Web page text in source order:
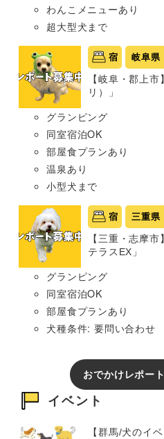
わんこメニューあり
超大型犬まで
宿 岐阜県
【岐阜・郡上
リ）」
グランピング
同室宿泊OK
部屋食プランあり
温泉あり
小型犬まで
宿 三重県
【三重・志摩
テラスEX」
グランピング
同室宿泊OK
部屋食プランあり
犬種条件: 要問い合わせ
おでかけレポー
イベント
【群馬/犬のイ